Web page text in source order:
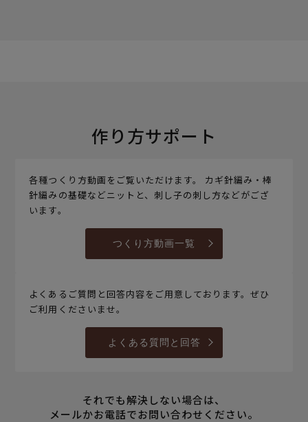
作り方サポート
各種つくり方動画をご覧いただけます。 カギ針編み・棒
針編みの基礎などニットと、刺し子の刺し方などがござ
います。
つくり方動画一覧
よくあるご質問と回答内容をご用意しております。ぜひ
ご利用くださいませ。
よくある質問と回答
それでも解決しない場合は、
メールかお電話でお問い合わせください。